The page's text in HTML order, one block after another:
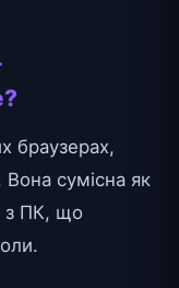
браузерах,
сумісна як
з ПК, що